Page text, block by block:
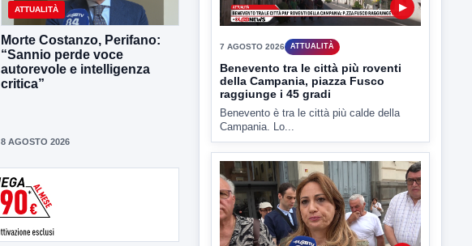
ATTUALITÀ
Morte Costanzo, Perifano:
“Sannio perde voce
autorevole e intelligenza
critica”
8 AGOSTO 2026
Benevento tra le città più roventi
della Campania, piazza Fusco
Benevento è tra le città più calde della
Campania. Lo...
▶
6 AGOSTO 2026 ATTUALITÀ